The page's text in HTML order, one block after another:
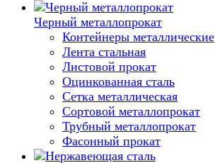
Черный металлопрокат
Контейнеры металлические
Лента стальная
Листовой прокат
Оцинкованная сталь
Сетка металлическая
Сортовой металлопрокат
Трубный металлопрокат
Фасонный прокат